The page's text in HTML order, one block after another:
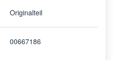
Originalteil
00667186